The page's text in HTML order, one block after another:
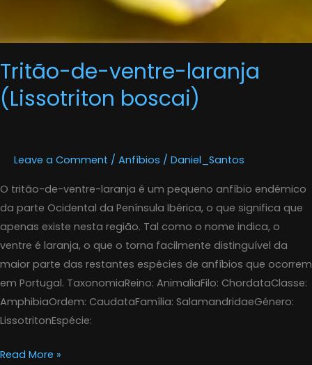
Tritão-de-ventre-laranja
(Lissotriton boscai)
Leave a Comment / Anfíbios / Daniel_Santos
O tritão-de-ventre-laranja é um pequeno anfíbio endémico
da parte Ocidental da Península Ibérica, o que significa que
apenas existe nesta região. Tal como o nome indica, o
ventre é laranja, o que o torna facilmente distinguível da
maior parte das restantes espécies de anfíbios que ocorrem
em Portugal. TaxonomiaReino: AnimaliaFilo: ChordataClasse:
AmphibiaOrdem: CaudataFamília: SalamandridaeGénero:
LissotritonEspécie:
Read More »